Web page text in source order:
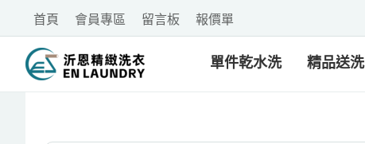
首頁 會員專區 留言板 報價單
單件乾水洗 精品送洗